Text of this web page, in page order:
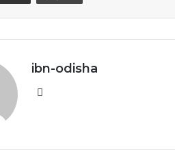
ibn-odisha
Website